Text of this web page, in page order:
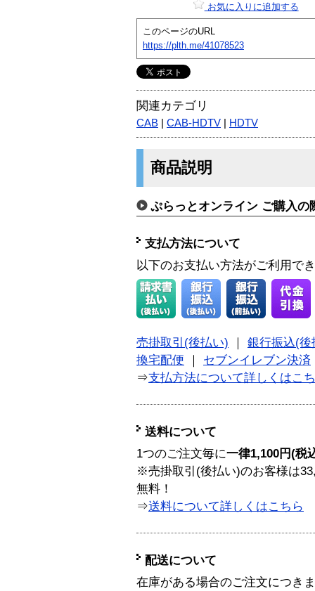
お気に入りに追加する
このページのURL
https://plth.me/41078523
関連カテゴリ
CAB CAB-HDTV HDTV
商品説明
ぷらっとオンライン ご購入の
支払方法について
以下のお支払い方法がご利用で
売掛取引(後払い)
銀行振込(後
換宅配便
セブンイレブン決済
⇒支払方法について詳しくはこ
送料について
1つのご注文毎に一律1,100円(税
※売掛取引(後払い)のお客様は
無料！
⇒送料について詳しくはこちら
配送について
在庫がある場合のご注文につき